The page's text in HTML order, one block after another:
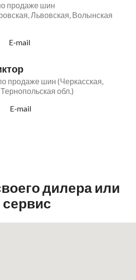
продаже шин
Львовская, Волынская
E-mail
продаже шин (Черкасская,
обл.)
E-mail
дилера или
сервис